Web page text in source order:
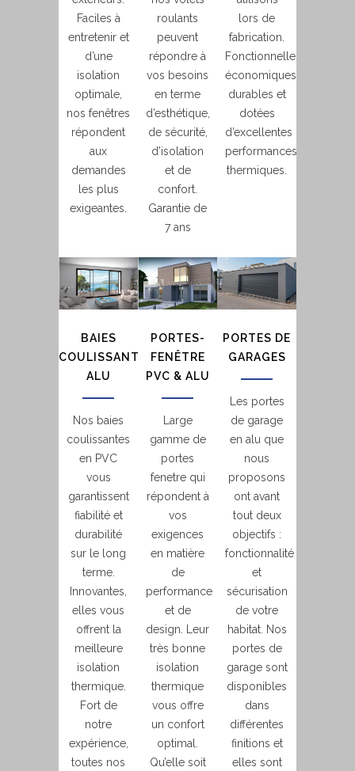
Faciles à
entretenir et
d’une
isolation
optimale,
nos fenêtres
répondent
aux
demandes
les plus
exigeantes.
roulants
peuvent
répondre à
vos besoins
en terme
d’esthétique,
de sécurité,
d’isolation
et de
confort.
Garantie de
7 ans
lors de
fabrication.
Fonctionnelles,
économiques,
durables et
dotées
d’excellentes
performances
thermiques.
BAIES
COULISSANTES
ALU
Nos baies
coulissantes
en PVC
vous
garantissent
fiabilité et
durabilité
sur le long
terme.
Innovantes,
elles vous
offrent la
meilleure
isolation
thermique.
Fort de
notre
expérience,
toutes nos
PORTES-
FENÊTRE
PVC & ALU
Large
gamme de
portes
fenetre qui
répondent à
vos
exigences
en matière
de
performance
et de
design. Leur
très bonne
isolation
thermique
vous offre
un confort
optimal.
Qu’elle soit
PORTES DE
GARAGES
Les portes
de garage
en alu que
nous
proposons
ont avant
tout deux
objectifs :
fonctionnalité
et
sécurisation
de votre
habitat. Nos
portes de
garage sont
disponibles
dans
différentes
finitions et
elles sont